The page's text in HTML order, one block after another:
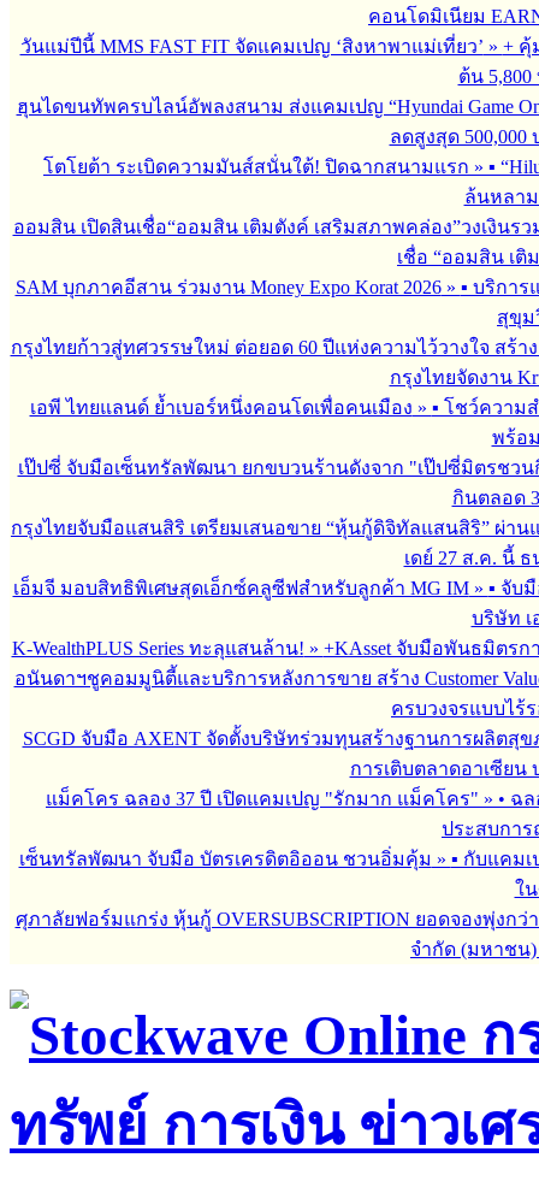
คอนโดมิเนียม
วันแม่ปีนี้ MMS FAST FIT จัดแคมเปญ ‘สิงหาพาแม่เที่ยว’ » + คุ้
ต้น
ฮุนไดขนทัพครบไลน์อัพลงสนาม ส่งแคมเปญ “Hyundai Game
ลดสูงสุด 500,000
โตโยต้า ระเบิดความมันส์สนั่นใต้! ปิดฉากสนามแรก » ▪︎
ล้นหลาม
ออมสิน เปิดสินเชื่อ“ออมสิน เติมตังค์ เสริมสภาพคล่อง”วงเงินรว
เชื่อ “ออมสิน เติ
SAM บุกภาคอีสาน ร่วมงาน Money Expo Korat 2026» ▪︎ บริกา
สุขุม
กรุงไทยก้าวสู่ทศวรรษใหม่ ต่อยอด 60 ปีแห่งความไว้วางใจ สร้
กรุงไทยจัดงาน
เอพี ไทยแลนด์ ย้ำเบอร์หนึ่งคอนโดเพื่อคนเมือง » ▪︎ โชว์ความ
พร้อ
เป๊ปซี่ จับมือเซ็นทรัลพัฒนา ยกขบวนร้านดังจาก "เป๊ปซี่มิตรชว
กินตลอด
กรุงไทยจับมือแสนสิริ เตรียมเสนอขาย “หุ้นกู้ดิจิทัลแสนสิริ” ผ่าน
เดย์ 27 ส.ค. นี้
เอ็มจี มอบสิทธิพิเศษสุดเอ็กซ์คลูซีฟสำหรับลูกค้า MG IM» ▪︎ จับ
บริษัท เ
K-WealthPLUS Series ทะลุแสนล้าน! » +KAsset จับมือพันธมิตรการ
อนันดาฯชูคอมมูนิตี้และบริการหลังการขาย สร้าง Customer
ครบวงจรแบบไร้
SCGD จับมือ AXENT จัดตั้งบริษัทร่วมทุนสร้างฐานการผลิต
การเติบตลาดอาเซียน
แม็คโคร ฉลอง 37 ปี เปิดแคมเปญ "รักมาก แม็คโคร" » • ฉ
ประสบกา
เซ็นทรัลพัฒนา จับมือ บัตรเครดิตอิออน ชวนอิ่มคุ้ม » ▪︎ กับแคม
ใ
ศุภาลัยฟอร์มแกร่ง หุ้นกู้ OVERSUBSCRIPTION ยอดจองพุ่งกว่
จำกัด (มหาชน)